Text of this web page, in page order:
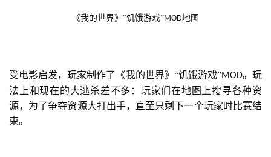
《我的世界》“饥饿游戏”MOD地图
受电影启发，玩家制作了《我的世界》“饥饿游戏”MOD。玩
法上和现在的大逃杀差不多：玩家们在地图上搜寻各种资
源，为了争夺资源大打出手，直至只剩下一个玩家时比赛结
束。